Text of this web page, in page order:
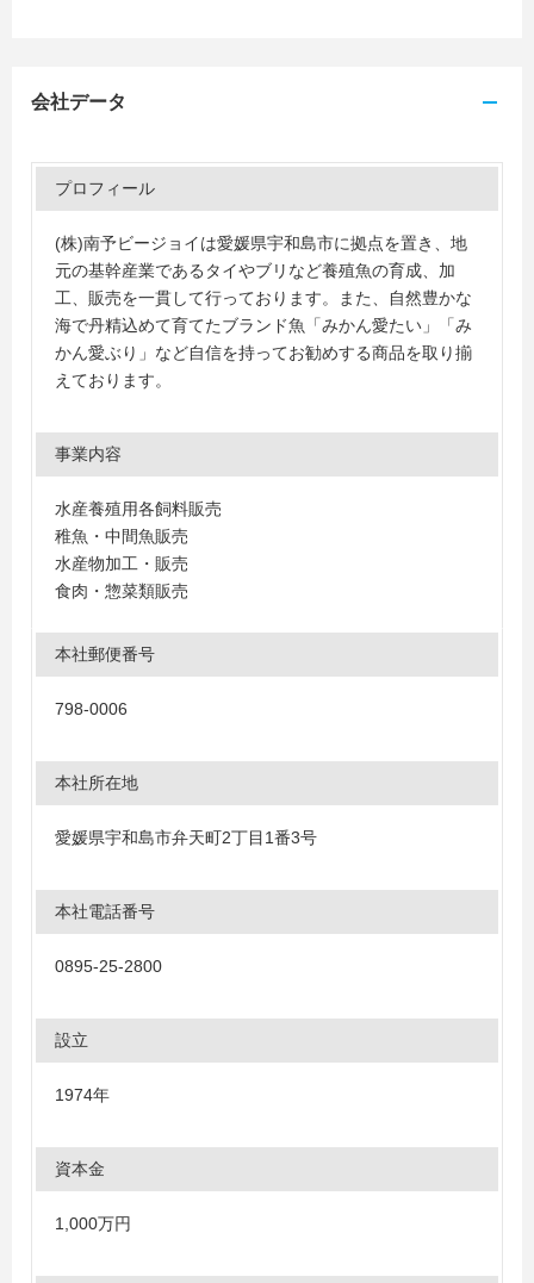
会社データ
プロフィール
(株)南予ビージョイは愛媛県宇和島市に拠点を置き、地
元の基幹産業であるタイやブリなど養殖魚の育成、加
工、販売を一貫して行っております。また、自然豊かな
海で丹精込めて育てたブランド魚「みかん愛たい」「み
かん愛ぶり」など自信を持ってお勧めする商品を取り揃
えております。
事業内容
水産養殖用各飼料販売
稚魚・中間魚販売
水産物加工・販売
食肉・惣菜類販売
本社郵便番号
798-0006
本社所在地
愛媛県宇和島市弁天町2丁目1番3号
本社電話番号
0895-25-2800
設立
1974年
資本金
1,000万円